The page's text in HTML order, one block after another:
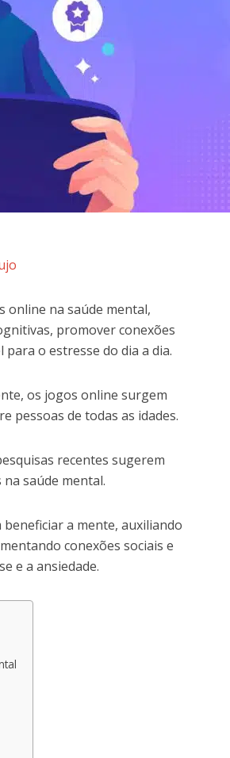
online na saúde mental,
promover conexões
para o estresse do dia a dia.
os jogos online surgem
pessoas de todas as idades.
recentes sugerem
saúde mental.
a mente, auxiliando
conexões sociais e
e a ansiedade.